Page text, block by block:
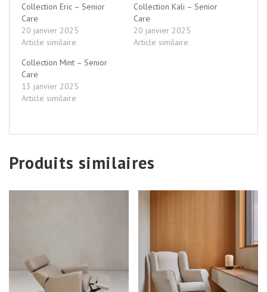
Collection Eric – Senior
Care
20 janvier 2025
Article similaire
Collection Kali – Senior
Care
20 janvier 2025
Article similaire
Collection Mint – Senior
Care
13 janvier 2025
Article similaire
Produits similaires